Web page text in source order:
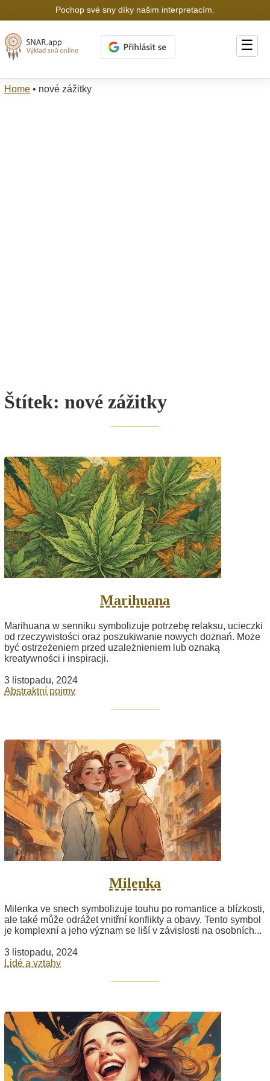
Pochop své sny díky našim interpretacím.
☰
Home • nové zážitky
Štítek: nové zážitky
Marihuana
Marihuana w senniku symbolizuje potrzebę relaksu, ucieczki
od rzeczywistości oraz poszukiwanie nowych doznań. Może
być ostrzeżeniem przed uzależnieniem lub oznaką
kreatywności i inspiracji.
3 listopadu, 2024
Abstraktní pojmy
Milenka
Milenka ve snech symbolizuje touhu po romantice a blízkosti,
ale také může odrážet vnitřní konflikty a obavy. Tento symbol
je komplexní a jeho význam se liší v závislosti na osobních...
3 listopadu, 2024
Lidé a vztahy